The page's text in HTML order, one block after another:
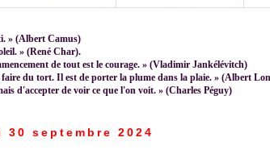
» (Albert Camus)
» (René Char).
de tout est le courage. » (Vladimir Jankélévitch)
du tort. Il est de porter la plume dans la plaie. » (Albert
d'accepter de voir ce que l'on voit. » (Charles Péguy)
30 septembre 2024